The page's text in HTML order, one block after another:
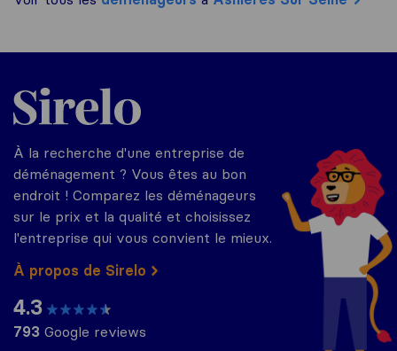
Sirelo.fr
À la recherche d'une entreprise de
déménagement ? Vous êtes au bon
endroit ! Comparez les déménageurs
sur le prix et la qualité et choisissez
l'entreprise qui vous convient le mieux.
À propos de Sirelo
4.3
793 Google reviews